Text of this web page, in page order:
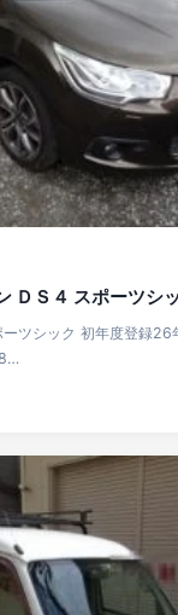
ＤＳ４ スポーツシ
ツシック 初年度登録